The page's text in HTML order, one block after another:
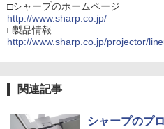
□シャープのホームページ
http://www.sharp.co.jp/
□製品情報
http://www.sharp.co.jp/projector/
関連記事
シャープのプ